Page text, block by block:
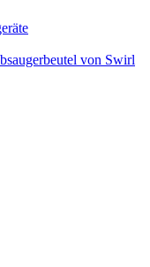
von Swirl